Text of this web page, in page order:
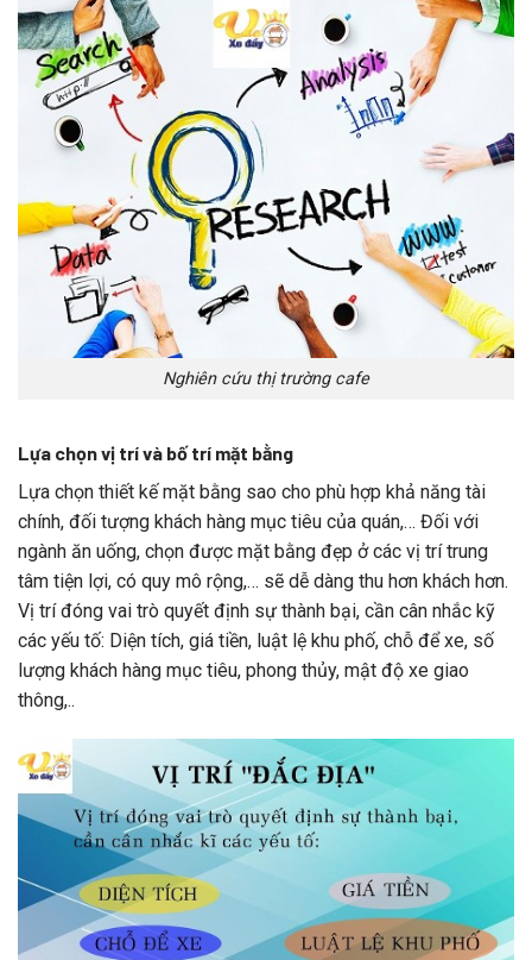
Nghiên cứu thị trường cafe
Lựa chọn vị trí và bố trí mặt bằng
Lựa chọn thiết kế mặt bằng sao cho phù hợp khả năng tài
chính, đối tượng khách hàng mục tiêu của quán,… Đối với
ngành ăn uống, chọn được mặt bằng đẹp ở các vị trí trung
tâm tiện lợi, có quy mô rộng,… sẽ dễ dàng thu hơn khách hơn.
Vị trí đóng vai trò quyết định sự thành bại, cần cân nhắc kỹ
các yếu tố: Diện tích, giá tiền, luật lệ khu phố, chỗ để xe, số
lượng khách hàng mục tiêu, phong thủy, mật độ xe giao
thông,..